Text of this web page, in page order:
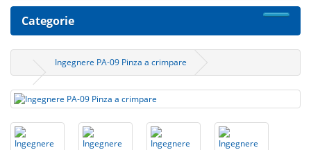
Categorie
Ingegnere PA-09 Pinza a crimpare